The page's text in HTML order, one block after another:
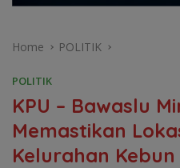
Home POLITIK
POLITIK
KPU – Bawaslu
Memastikan
Kelurahan Kebun